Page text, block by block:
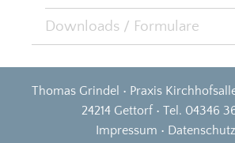
Downloads / Formulare
Thomas Grindel • Praxis
24214 Gettorf • Tel. 04346
Impressum • Datenschutz